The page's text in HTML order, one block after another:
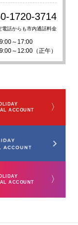
1720-3714
電話からも市内通話料金
9:00～17:00
9:00～12:00（正午）
ACCOUNT
〉
ACCOUNT
〉